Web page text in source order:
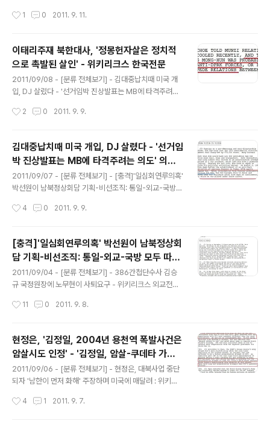
국전문 2011/09/13 - [분류 전체보기] - 한..
1 0 2011. 9. 11.
이태리주재 북한대사, '정몽헌자살은 정치적
으로 촉발된 살인' - 위키리크스 한국전문
2011/09/08 - [분류 전체보기] - 김대중납치때 미국 개
입, DJ 살렸다 - '선거임박 진상발표는 MB에 타격주려는
전체보기] - [충격]'일심회연루의혹' 박선원이 남북정상회
스 한국전문 2011/09/06 - [분류 전체보기] - 현정은, '김
정일, 2004년 용천역 폭발사건은 암살시도 인정' - '김정
일, 암살-쿠데타 가장 두려워해' : 위키리크스 한국전문 20
11/09/06 - [분류 전체보기] - 현정은, 대북사업 중단되자
'남한이 먼저 화해' 주장하며 미국에 매달려 : 위키리크스한
사 김승규 국정원장에 노..
2 0 2011. 9. 9.
김대중납치때 미국 개입, DJ 살렸다 - '선거임
박 진상발표는 MB에 타격주려는 의도' 의혹
도 : 위키리크스 한국전문
2011/09/07 - [분류 전체보기] - [충격]'일심회연루의혹'
박선원이 남북정상회담 기획-비선조직: 통일-외교-국방
전체보기] - 현정은, '김정일, 2004년 용천역 폭발사건은
키리크스 한국전문 2011/09/06 - [분류 전체보기] - 현
정은, 대북사업 중단되자 '남한이 먼저 화해' 주장하며 미국
에 매달려 : 위키리크스한국전문 2011/09/04 - [분류 전
체보기] - 386간첩단수사 김승규 국정원장에 노무현이 사
퇴요구 - 위키리크스 외교전문 2011/09/08 - [분류 전체
촉발된 살인' - 위키리크스 한국..
4 0 2011. 9. 9.
[충격]'일심회연루의혹' 박선원이 남북정상회
담 기획-비선조직: 통일-외교-국방 모두 따돌
려:위키리크스 한국전문
2011/09/04 - [분류 전체보기] - 386간첩단수사 김승
규 국정원장에 노무현이 사퇴요구 - 위키리크스 외교전문
지 50만건 공개 - 대한항공여객기납치설로 한때 긴장 : 위
[분류 전체보기] - 25년전 삼성이 소송한 책보니 '이병철
혼외 딸 있다' - 그렇다면 리제트 리, '나는 이병철 외손녀'
사실? 2012/05/08 - [분류 전체보기] - 통의동 35번지
일대 신축 4채중 지하는 홍석현만 허용-경복궁과 더 먼곳
거래 핵심은 스위스..
11 0 2011. 9. 8.
현정은, '김정일, 2004년 용천역 폭발사건은
암살시도 인정' - '김정일, 암살-쿠데타 가장
두려워해' : 위키리크스 한국전문
2011/09/06 - [분류 전체보기] - 현정은, 대북사업 중단
되자 '남한이 먼저 화해' 주장하며 미국에 매달려 : 위키리
보다 남이 더 큰 장애'불평-김정일은 중국 불신 : 위키리크
4 1 2011. 9. 7.